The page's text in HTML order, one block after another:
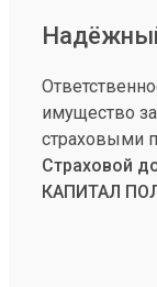
имущество
страховыми
Страховой
КАПИТАЛ